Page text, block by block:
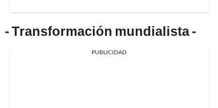
- Transformación mundialista -
PUBLICIDAD